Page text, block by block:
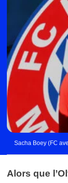
Sacha Boey (FC
Alors que